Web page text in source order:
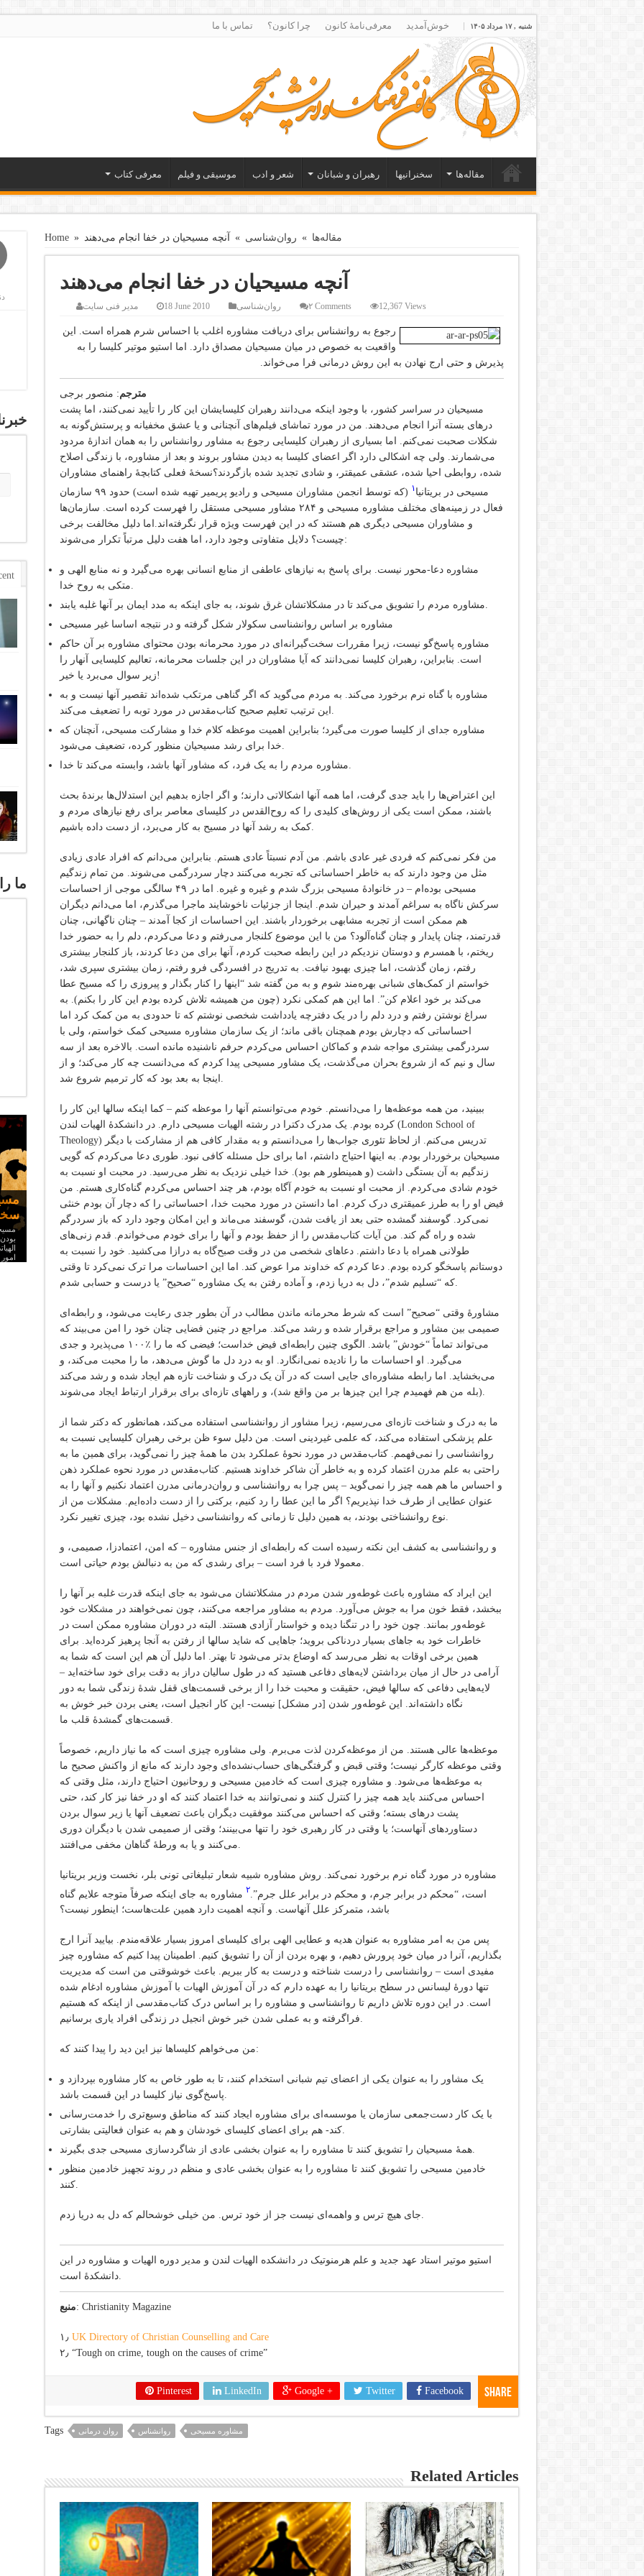
شنبه , ۱۷ مرداد ۱۴۰۵ خوش‌آمدید معرفی‌نامۀ کانون چرا کانون؟ تماس با ما
مقاله‌ها سخنرانیها رهبران و شبانان شعر و ادب موسیقی و فیلم معرفی کتاب
Home » مقاله‌ها » روان‌شناسی » آنچه مسیحیان در خفا انجام می‌دهند
آنچه مسیحیان در خفا انجام می‌دهند
مدیر فنی سایت 18 June 2010 روان‌شناسی ۲ Comments 12,367 Views
رجوع به روانشناس برای دریافت مشاوره اغلب با احساس شرم همراه است. این
واقعیت به خصوص در میان مسیحیان مصداق دارد. اما استیو موتیر کلیسا را به
پذیرش و حتی ارج نهادن به این روش درمانی فرا می‌خواند.
مترجم: منصور برجی
مسیحیان در سراسر کشور، با وجود اینکه می‌دانند رهبران کلیسایشان این کار را تأیید نمی‌کنند، اما پشت
درهای بسته آنرا انجام می‌دهند. من در مورد تماشای فیلم‌های آنچنانی و یا عشق مخفیانه و پرستش‌گونه به
شکلات صحبت نمی‌کنم. اما بسیاری از رهبران کلیسایی رجوع به مشاور روانشناس را به همان اندازۀ مردود
می‌شمارند. ولی چه اشکالی دارد اگر اعضای کلیسا به دیدن مشاور بروند و بعد از مشاوره، با زندگی اصلاح
شده، روابطی احیا شده، عشقی عمیقتر، و شادی تجدید شده بازگردند؟نسخۀ فعلی کتابچۀ راهنمای مشاوران
مسیحی در بریتانیا۱
(که توسط انجمن مشاوران مسیحی و رادیو پریمیر تهیه شده است) حدود ۹۹ سازمان
فعال در زمینه‌های مختلف مشاوره مسیحی و ۲۸۴ مشاور مسیحی مستقل را فهرست کرده است. سازمان‌ها
و مشاوران مسیحی دیگری هم هستند که در این فهرست ویژه قرار نگرفته‌اند.اما دلیل مخالفت برخی‌
چیست؟ دلایل متفاوتی وجود دارد، اما هفت دلیل مرتباً تکرار می‌شوند:
مشاوره دعا-محور نیست. برای پاسخ به نیازهای عاطفی از منابع انسانی بهره می‌گیرد و نه منابع الهی و
مشاوره بر اساس روانشناسی سکولار شکل گرفته و در نتیجه اساسا غیر مسیحی
مشاوره پاسخ‌گو نیست، زیرا مقررات سخت‌گیرانه‌ای در مورد محرمانه بودن محتوای مشاوره بر آن حاکم
است. بنابراین، رهبران کلیسا نمی‌دانند که آیا مشاوران در این جلسات محرمانه، تعالیم کلیسایی آنهار را
زیر سوال می‌برد یا خیر!
مشاوره با گناه نرم برخورد می‌کند. به مردم می‌گوید که اگر گناهی مرتکب شده‌اند تقصیر آنها نیست و به
مشاوره جدای از کلیسا صورت می‌گیرد؛ بنابراین اهمیت موعظه کلام خدا و مشارکت مسیحی، آنچنان که
این اعتراض‌ها را باید جدی گرفت، اما همه آنها اشکالاتی دارند؛ و اگر اجازه بدهیم این استدلال‌ها برندۀ بحث
باشند، ممکن است یکی از روش‌های کلیدی را که روح‌القدس در کلیسای معاصر برای رفع نیازهای مردم و
کمک به رشد آنها در مسیح به کار می‌برد، از دست داده باشیم.
من فکر نمی‌کنم که فردی غیر عادی باشم. من آدم نسبتاً عادی هستم. بنابراین می‌دانم که افراد عادی زیادی
مثل من وجود دارند که به خاطر احساساتی که تجربه می‌کنند دچار سردرگمی می‌شوند. من تمام زندگیم
مسیحی بوده‌ام – در خانوادۀ مسیحی بزرگ شدم و غیره و غیره. اما در ۴۹ سالگی موجی از احساسات
سرکش ناگاه به سراغم آمدند و حیران شدم. اینجا از جزئیات ناخوشایند ماجرا می‌گذرم، اما می‌دانم دیگران
هم ممکن است از تجربه مشابهی برخوردار باشند. این احساسات از کجا آمدند – چنان ناگهانی، چنان
قدرتمند، چنان پایدار و چنان گناه‌آلود؟ من با این موضوع کلنجار می‌رفتم و دعا می‌کردم، دلم را به حضور خدا
ریختم، با همسرم و دوستان نزدیکم در این رابطه صحبت کردم، آنها برای من دعا کردند، باز کلنجار بیشتری
رفتم، زمان گذشت، اما چیزی بهبود نیافت. به تدریج در افسردگی فرو رفتم، زمان بیشتری سپری شد،
خواستم از کمک‌های شبانی بهره‌مند شوم و به من گفته شد “اینها را کنار بگذار و پیروزی را که مسیح عطا
می‌کند بر خود اعلام کن”. اما این هم کمکی نکرد (چون من همیشه تلاش کرده بودم این کار را بکنم). به
سراغ نوشتن رفتم و درد دلم را در یک دفترچه یادداشت شخصی نوشتم که تا حدودی به من کمک کرد اما
احساساتی که دچارش بودم همچنان باقی ماند؛ از یک سازمان مشاوره مسیحی کمک خواستم، ولی با
سردرگمی بیشتری مواجه شدم و کماکان احساس می‌کردم حرفم ناشنیده مانده است. بالاخره بعد از سه
سال و نیم که از شروع بحران می‌گذشت، یک مشاور مسیحی پیدا کردم که می‌دانست چه کار می‌کند؛ و از
ببینید، من همه موعظه‌ها را می‌‌دانستم. خودم می‌توانستم آنها را موعظه کنم – کما اینکه سالها این کار را
کرده بودم. یک مدرک دکترا در رشته الهیات مسیحی دارم. در دانشکدۀ الهیات لندن (London School of
Theology) تدریس می‌کنم. از لحاظ تئوری جواب‌ها را می‌دانستم و به مقدار کافی هم از مشارکت با دیگر
مسیحیان برخوردار بودم. به اینها احتیاج داشتم، اما برای حل مسئله کافی نبود. طوری دعا می‌کردم که گویی
زندگیم به آن بستگی داشت (و همینطور هم بود). خدا خیلی نزدیک به نظر می‌رسید. در محبت او نسبت به
خودم شادی می‌کردم. از محبت او نسبت به خودم آگاه بودم، هر چند احساس می‌کردم گناه‌کاری هستم. من
فیض او را به طرز عمیقتری درک کردم. اما دانستن در مورد محبت خدا، احساساتی را که دچار آن بودم خنثی
نمی‌کرد. گوسفند گمشده حتی بعد از یافت شدن، گوسفند می‌ماند و این امکان وجود دارد که باز سردرگم
شده و راه گم کند. من آیات کتاب‌مقدس را از حفظ بودم و آنها را برای خودم می‌خواندم. قدم زنی‌های
طولانی همراه با دعا داشتم. دعاهای شخصی من در وقت صبح‌گاه به درازا می‌کشید. خود را نسبت به
دوستانم پاسخگو کرده بودم. دعا کردم که خداوند مرا عوض کند. اما این احساسات مرا ترک نمی‌کرد تا وقتی
که “تسلیم شدم”، دل به دریا زدم، و آماده رفتن به یک مشاوره “صحیح” یا درست و حسابی شدم.
مشاورۀ وقتی “صحیح” است که شرط محرمانه ماندن مطالب در آن بطور جدی رعایت می‌شود، و رابطه‌ای
صمیمی بین مشاور و مراجع برقرار شده و رشد می‌کند. مراجع در چنین فضایی چنان خود را امن می‌بیند که
می‌تواند تماماً “خودش” باشد. الگوی چنین رابطه‌ای فیض خداست؛ فیضی که ما را ٪۱۰۰ می‌پذیرد و جدی
می‌گیرد. او احساسات ما را نادیده نمی‌انگارد. او به درد دل ما گوش می‌دهد، ما را محبت می‌کند، و
می‌بخشاید. اما رابطه مشاوره‌ای جایی است که در آن یک درک و شناخت تازه هم ایجاد شده و رشد می‌کند
ما به درک و شناخت تازه‌ای می‌رسیم، زیرا مشاور از روانشناسی استفاده می‌کند، همانطور که دکتر شما از
علم پزشکی استفاده می‌کند، که علمی غیردینی است. من دلیل سوء ظن برخی رهبران کلیسایی نسبت به
روانشناسی را نمی‌فهمم. کتاب‌مقدس در مورد نحوۀ عملکرد بدن ما همۀ چیز را نمی‌گوید، برای همین ما به
راحتی به علم مدرن اعتماد کرده و به خاطر آن شاکر خداوند هستیم. کتاب‌مقدس در مورد نحوه عملکرد ذهن
و احساس ما هم همه چیز را نمی‌گوید – پس چرا به روانشناسی و روان‌درمانی مدرن اعتماد نکنیم و آنها را به
عنوان عطایی از طرف خدا نپذیریم؟ اگر ما این عطا را رد کنیم، برکتی را از دست داده‌ایم. مشکلات من از
و روانشناسی به کشف این نکته رسیده است که رابطه‌ای از جنس مشاوره – که امن، اعتمادزا، صمیمی، و
این ایراد که مشاوره باعث غوطه‌ور شدن مردم در مشکلاتشان می‌شود به جای اینکه قدرت غلبه بر آنها را
ببخشد، فقط خون مرا به جوش می‌آورد. مردم به مشاور مراجعه می‌کنند، چون نمی‌خواهند در مشکلات خود
غوطه‌ور بمانند. چون خود را در تنگنا دیده و خواستار آزادی هستند. البته در دوران مشاوره ممکن است در
خاطرات خود به جاهای بسیار دردناکی بروید؛ جاهایی که شاید سالها از رفتن به آنجا پرهیز کرده‌اید. برای
همین برخی اوقات به نظر می‌رسد که اوضاع بدتر می‌شود تا بهتر. اما دلیل آن هم این است که شما به
آرامی در حال از میان برداشتن لایه‌های دفاعی هستید که در طول سالیان دراز به دقت برای خود ساخته‌اید –
لایه‌هایی دفاعی که سالها فیض، حقیقت و محبت خدا را از برخی قسمت‌های قفل شدۀ زندگی شما به دور
نگاه داشته‌اند. این غوطه‌ور شدن [در مشکل] نیست- این کار انجیل است، یعنی بردن خبر خوش به
موعظه‌ها عالی هستند. من از موعظه‌کردن لذت می‌برم. ولی مشاوره چیزی است که ما نیاز داریم، خصوصاً
وقتی موعظه کارگر نیست؛ وقتی قبض و گرفتگی‌های حساب‌نشده‌ای وجود دارند که مانع از واکنش صحیح ما
به موعظه‌ها می‌شود. و مشاوره چیزی است که خادمین مسیحی و روحانیون احتیاج دارند، مثل وقتی که
احساس می‌کنند باید همه چیز را کنترل کنند و نمی‌توانند به خدا اعتماد کنند که او در خفا نیز کار کند، حتی
پشت درهای بسته؛ وقتی که احساس می‌کنند موفقیت دیگران باعث تضعیف آنها یا زیر سوال بردن
دستاوردهای آنهاست؛ یا وقتی در کار رهبری خود را تنها می‌بینند؛ وقتی از صمیمی شدن با دیگران دوری
مشاوره در مورد گناه نرم برخورد نمی‌کند. روش مشاوره شبیه شعار تبلیغاتی تونی بلر، نخست وزیر بریتانیا
است، “محکم در برابر جرم، و محکم در برابر علل جرم”. ۲ مشاوره به جای اینکه صرفاً متوجه علایم گناه
باشد، متمرکز علل آنهاست. و آنچه اهمیت دارد همین علت‌هاست؛ اینطور نیست؟
پس من به امر مشاوره به عنوان هدیه و عطایی الهی برای کلیسای امروز بسیار علاقه‌مندم. بیایید آنرا ارج
بگذاریم، آنرا در میان خود پرورش دهیم، و بهره بردن از آن را تشویق کنیم. اطمینان پیدا کنیم که مشاوره چیز
مفیدی است – روانشناسی را درست شناخته و درست به کار ببریم. باعث خوشوقتی من است که مدیریت
تنها دورۀ لیسانس در سطح بریتانیا را به عهده دارم که در آن آموزش الهیات با آموزش مشاوره ادغام شده
است. در این دوره تلاش داریم تا روانشناسی و مشاوره را بر اساس درک کتاب‌مقدسی از اینکه که هستیم
فراگرفته و به عملی شدن خبر خوش انجیل در زندگی افراد یاری برسانیم.
من می‌خواهم کلیساها نیز این دید را پیدا کنند که:
یک مشاور را به عنوان یکی از اعضای تیم شبانی استخدام کنند، تا به طور خاص به کار مشاوره بپردازد و
پاسخ‌گوی نیاز کلیسا در این قسمت باشد.
با یک کار دست‌جمعی سازمان یا موسسه‌ای برای مشاوره ایجاد کنند که مناطق وسیع‌تری را خدمت‌رسانی
کند- هم برای اعضای کلیسای خودشان و هم به عنوان فعالیتی بشارتی.
همۀ مسیحیان را تشویق کنند تا مشاوره را به عنوان بخشی عادی از شاگردسازی مسیحی جدی بگیرند.
خادمین مسیحی را تشویق کنند تا مشاوره را به عنوان بخشی عادی و منظم در روند تجهیز خادمین منظور
کنند.
جای هیچ ترس و واهمه‌ای نیست جز از خود ترس. من خیلی خوشحالم که دل به دریا زدم.
استیو موتیر استاد عهد جدید و علم هرمنوتیک در دانشکده الهیات لندن و مدیر دوره الهیات و مشاوره در این
دانشکدۀ است.
منبع: Christianity Magazine
۱٫ UK Directory of Christian Counselling and Care
۲٫ “Tough on crime, tough on the causes of crime”
Share
Facebook
Twitter
Google +
LinkedIn
Pinterest
Tags روان درمانی روانشناس مشاوره مسیحی
Related Articles
ما